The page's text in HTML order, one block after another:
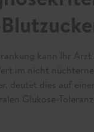
kann Ihr
im nicht
deutet dies auf
Glukose-